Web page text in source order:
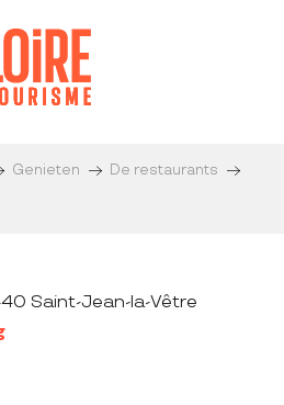
Genieten
De restaurants
Saint-Jean-la-Vêtre